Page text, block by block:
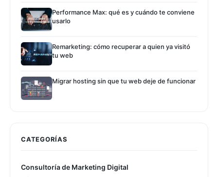
Performance Max: qué es y cuándo te conviene
usarlo
Remarketing: cómo recuperar a quien ya visitó
tu web
Migrar hosting sin que tu web deje de funcionar
CATEGORÍAS
Consultoría de Marketing Digital